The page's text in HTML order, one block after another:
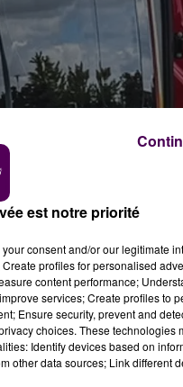
en fin d'après-midi
est notre priorité
consent and/or our legitimate
profiles for personalised
content performance;
services; Create profiles to
Ensure security, prevent and
choices. These technologies
Identify devices based on
other data sources; Link different